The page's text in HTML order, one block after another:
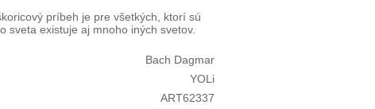
príbeh je pre všetkých, ktorí sú
sveta existuje aj mnoho iných svetov.
Bach Dagmar
YOLi
ART62337